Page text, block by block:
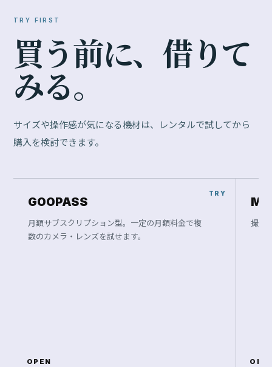
TRY FIRST
買う前に、 借りて
みる。
サイズや操作感が気になる機材は、レンタルで試してから
購入を検討できます。
GOOPASS
月額サブスクリプション型。一定の月額料金で複
数のカメラ・レンズを試せます。
OPEN
撮影